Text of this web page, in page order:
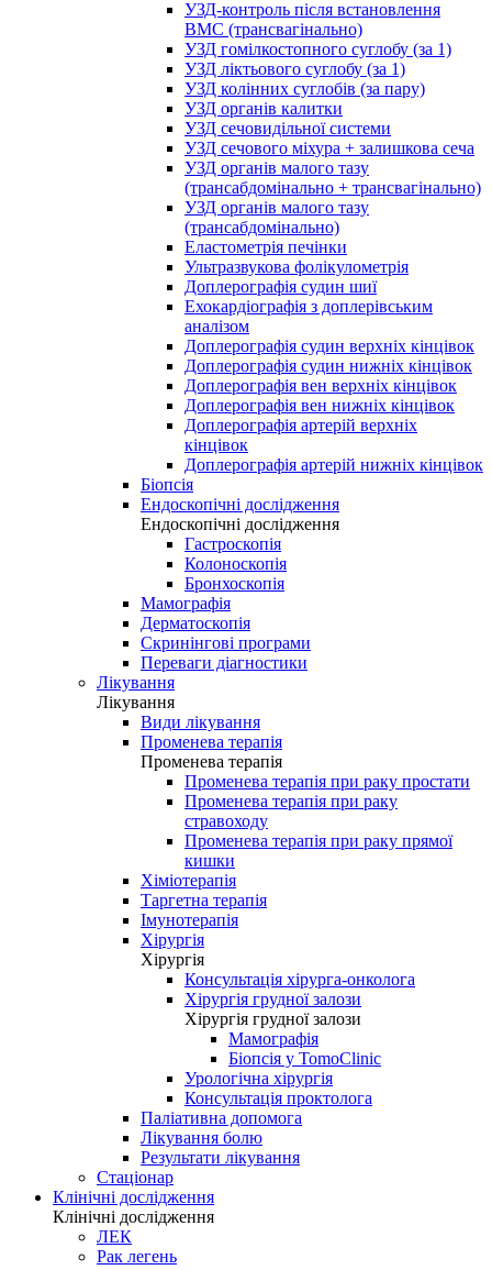
УЗД-контроль після встановлення
ВМС (трансвагінально)
УЗД гомілкостопного суглобу (за 1)
УЗД ліктьового суглобу (за 1)
УЗД колінних суглобів (за пару)
УЗД органів калитки
УЗД сечовидільної системи
УЗД сечового міхура + залишкова сеча
УЗД органів малого тазу
(трансабдомінально + трансвагінально)
УЗД органів малого тазу
(трансабдомінально)
Еластометрія печінки
Ультразвукова фолікулометрія
Доплерографія судин шиї
Ехокардіографія з доплерівським
аналізом
Доплерографія судин верхніх кінцівок
Доплерографія судин нижніх кінцівок
Доплерографія вен верхніх кінцівок
Доплерографія вен нижніх кінцівок
Доплерографія артерій верхніх
кінцівок
Доплерографія артерій нижніх кінцівок
Біопсія
Ендоскопічні дослідження
Ендоскопічні дослідження
Гастроскопія
Колоноскопія
Бронхоскопія
Мамографія
Дерматоскопія
Скринінгові програми
Переваги діагностики
Лікування
Лікування
Види лікування
Променева терапія
Променева терапія
Променева терапія при раку простати
Променева терапія при раку
стравоходу
Променева терапія при раку прямої
кишки
Хіміотерапія
Таргетна терапія
Імунотерапія
Хірургія
Хірургія
Консультація хірурга-онколога
Хірургія грудної залози
Хірургія грудної залози
Мамографія
Біопсія у TomoClinic
Урологічна хірургія
Консультація проктолога
Паліативна допомога
Лікування болю
Результати лікування
Стаціонар
Клінічні дослідження
Клінічні дослідження
ЛЕК
Рак легень